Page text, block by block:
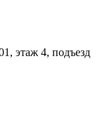
этаж 4, подъезд